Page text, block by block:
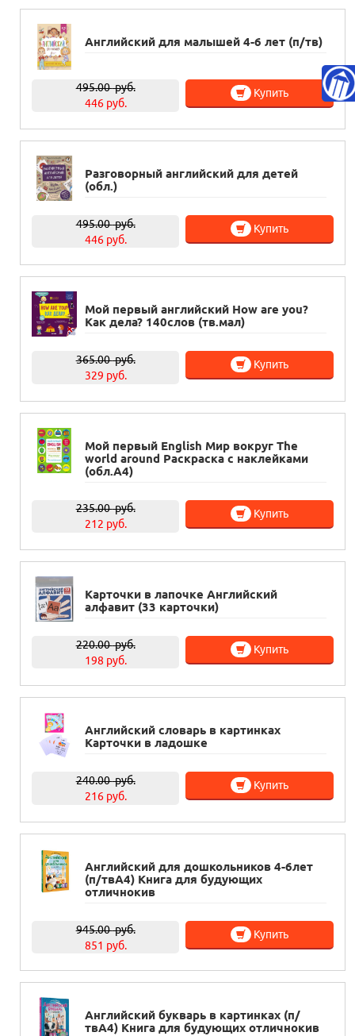
Английский для малышей 4-6 лет (п/тв)
495.00руб.
446 руб.
Купить
Разговорный английский для детей
(обл.)
495.00руб.
446 руб.
Купить
Мой первый английский How are you?
Как дела? 140слов (тв.мал)
365.00руб.
329 руб.
Купить
Мой первый English Мир вокруг The
world around Раскраска с наклейками
(обл.А4)
235.00руб.
212 руб.
Купить
Карточки в лапочке Английский
алфавит (33 карточки)
220.00руб.
198 руб.
Купить
Английский словарь в картинках
Карточки в ладошке
240.00руб.
216 руб.
Купить
Английский для дошкольников 4-6лет
(п/твА4) Книга для будующих
отличнокив
945.00руб.
851 руб.
Купить
Английский букварь в картинках (п/
твА4) Книга для будующих отличнокив